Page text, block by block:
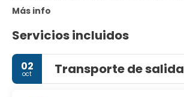
Más info
Servicios incluidos
02
oct Transporte de salida